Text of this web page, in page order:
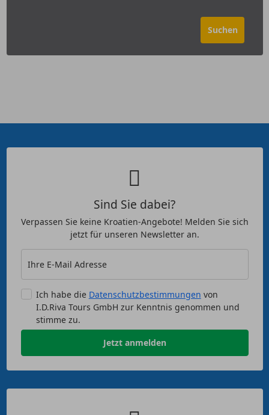
Sind Sie dabei?
Verpassen Sie keine Kroatien-Angebote! Melden Sie sich
jetzt für unseren Newsletter an.
Ihre E-Mail Adresse
Ich habe die Datenschutzbestimmungen von
I.D.Riva Tours GmbH zur Kenntnis genommen und
stimme zu.
Jetzt anmelden